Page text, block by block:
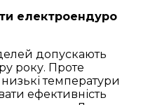
електроендуро
допускають
року. Проте
температури
ефективність